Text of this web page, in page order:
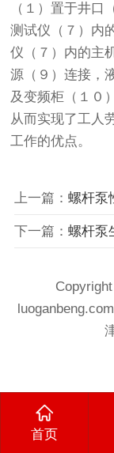
（１）置于井
测试仪（７）内
仪（７）内的主
源（９）连接，
及变频柜（１０
从而实现了工人
工作的优点。
上一篇： 螺杆泵
下一篇： 螺杆泵
首页